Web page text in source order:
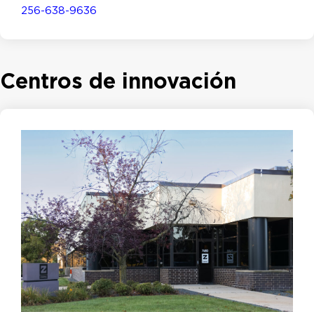
256-638-9636
Centros de innovación